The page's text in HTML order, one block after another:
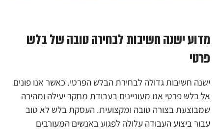
מדוע ישנה חשיבות לבחירה טובה של בלש
פרטי
ישנה חשיבות גדולה לבחירת הבלש הפרטי. כאשר אנו פונים
אל בלש פרטי אנו מעוניינים בעבודת מחקר יעילה ומהירה
שמבוצעת בצורה טובה ומקצועית. העסקת בלש לא טוב
עבור ביצוע העבודה עלולה לפגוע באנשים המעורבים